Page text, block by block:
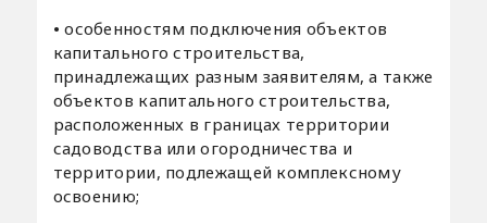
•особенностям подключения объектов
капитального строительства,
принадлежащих разным заявителям, а также
объектов капитального строительства,
расположенных в границах территории
садоводства или огородничества и
территории, подлежащей комплексному
освоению;